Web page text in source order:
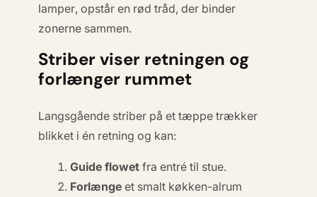
lamper, opstår en rød tråd, der binder
zonerne sammen.
Striber viser retningen og
forlænger rummet
Langsgående striber på et tæppe trækker
blikket i én retning og kan:
Guide flowet fra entré til stue.
Forlænge et smalt køkken-alrum